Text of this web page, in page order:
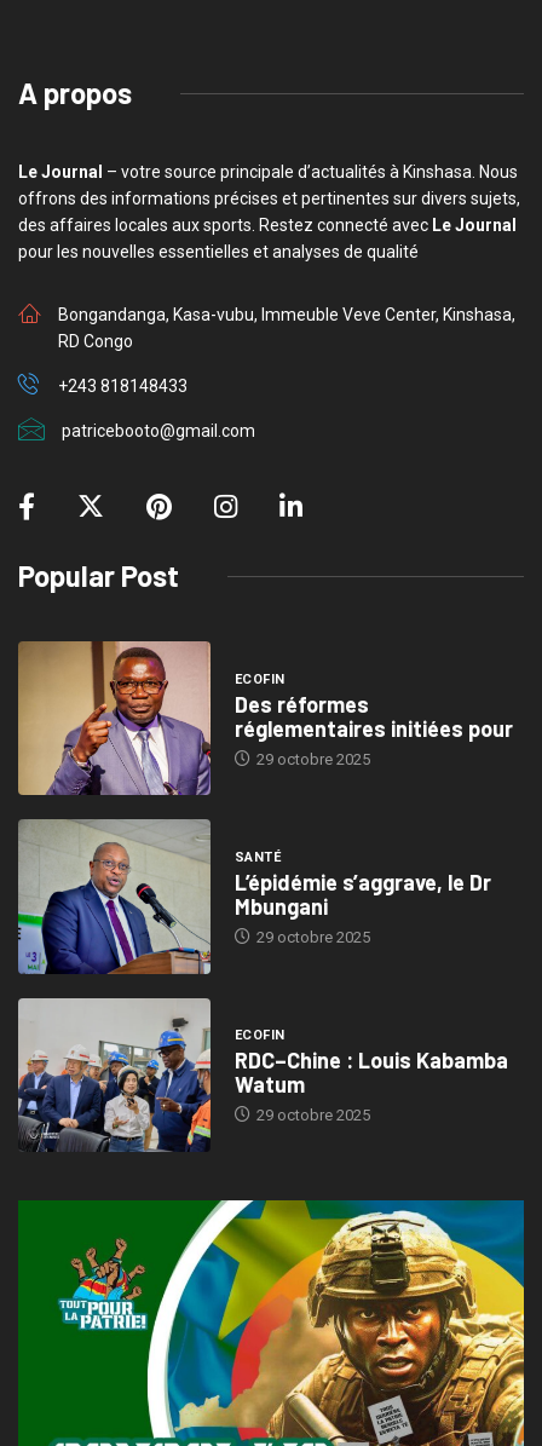
A propos
Le Journal – votre source principale d’actualités à Kinshasa. Nous
offrons des informations précises et pertinentes sur divers sujets,
des affaires locales aux sports. Restez connecté avec Le Journal
pour les nouvelles essentielles et analyses de qualité
Bongandanga, Kasa-vubu, Immeuble Veve Center, Kinshasa,
RD Congo
+243 818148433
patricebooto@gmail.com
Popular Post
ECOFIN
Des réformes
réglementaires initiées pour
29 octobre 2025
SANTÉ
L’épidémie s’aggrave, le Dr
Mbungani
29 octobre 2025
ECOFIN
RDC–Chine : Louis Kabamba
Watum
29 octobre 2025